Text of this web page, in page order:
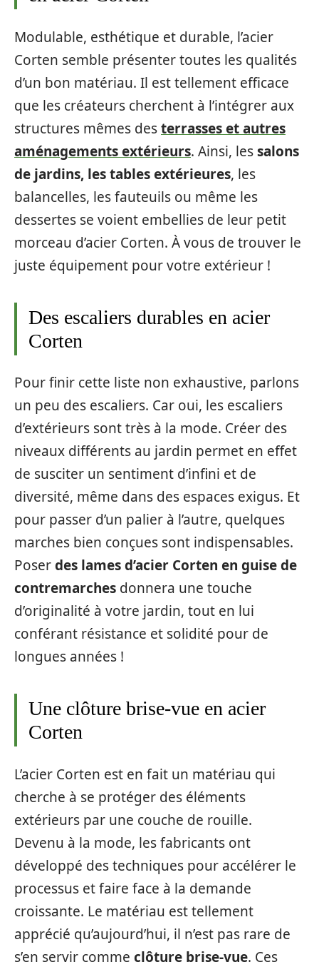
Modulable, esthétique et durable, l’acier
Corten semble présenter toutes les qualités
d’un bon matériau. Il est tellement efficace
que les créateurs cherchent à l’intégrer aux
structures mêmes desterrasses et autres
aménagements extérieurs. Ainsi, lessalons
de jardins, les tables extérieures, les
balancelles, les fauteuils ou même les
dessertes se voient embellies de leur petit
morceau d’acier Corten. À vous de trouver le
juste équipement pour votre extérieur !
Des escaliers durables en acier
Corten
Pour finir cette liste non exhaustive, parlons
un peu des escaliers. Car oui, les escaliers
d’extérieurs sont très à la mode. Créer des
niveaux différents au jardin permet en effet
de susciter un sentiment d’infini et de
diversité, même dans des espaces exigus. Et
pour passer d’un palier à l’autre, quelques
marches bien conçues sont indispensables.
Poserdes lames d’acier Corten en guise de
contremarches donnera une touche
d’originalité à votre jardin, tout en lui
conférant résistance et solidité pour de
longues années !
Une clôture brise-vue en acier
Corten
L’acier Corten est en fait un matériau qui
cherche à se protéger des éléments
extérieurs par une couche de rouille.
Devenu à la mode, les fabricants ont
développé des techniques pour accélérer le
processus et faire face à la demande
croissante. Le matériau est tellement
apprécié qu’aujourd’hui, il n’est pas rare de
s’en servir comme clôture brise-vue. Ces